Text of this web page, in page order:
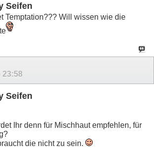
Seifen
Temptation??? Will wissen wie die
23:58
Seifen
Ihr denn für Mischhaut empfehlen, für
die nicht zu sein.